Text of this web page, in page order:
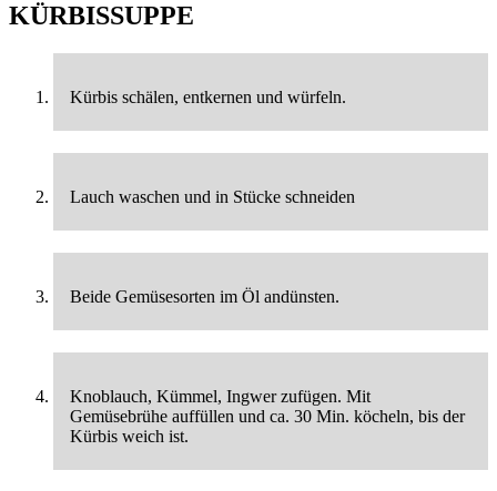
KÜRBISSUPPE
Kürbis schälen, entkernen und würfeln.
Lauch waschen und in Stücke schneiden
Beide Gemüsesorten im Öl andünsten.
Knoblauch, Kümmel, Ingwer zufügen. Mit
Gemüsebrühe auffüllen und ca. 30 Min. köcheln, bis der
Kürbis weich ist.